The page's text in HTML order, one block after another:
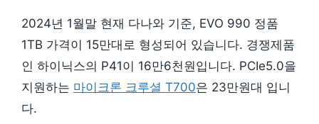
2024년 1월말 현재 다나와 기준, EVO 990 정품
1TB 가격이 15만대로 형성되어 있습니다. 경쟁제품
인 하이닉스의 P41이 16만6천원입니다. PCIe5.0을
지원하는 마이크론 크루셜 T700은 23만원대 입니
다.